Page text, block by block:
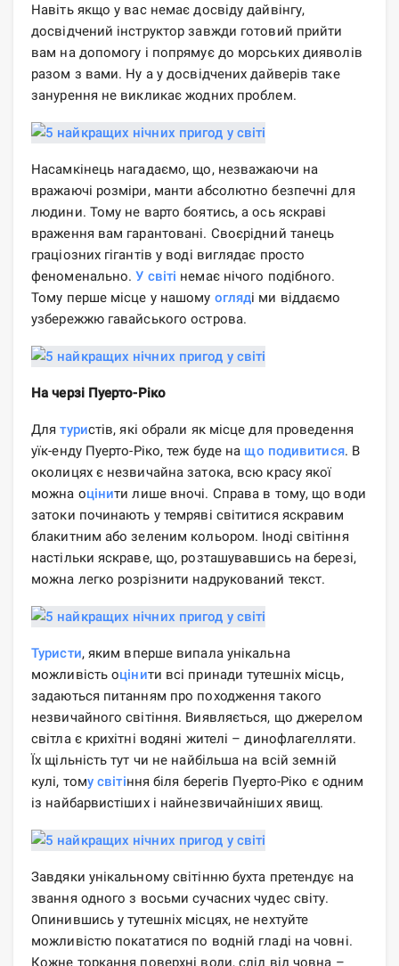
Навіть якщо у вас немає досвіду дайвінгу,
досвідчений інструктор завжди готовий прийти
вам на допомогу і попрямує до морських дияволів
разом з вами. Ну а у досвідчених дайверів таке
занурення не викликає жодних проблем.
Насамкінець нагадаємо, що, незважаючи на
вражаючі розміри, манти абсолютно безпечні для
людини. Тому не варто боятись, а ось яскраві
враження вам гарантовані. Своєрідний танець
граціозних гігантів у воді виглядає просто
феноменально.У світі немає нічого подібного.
Тому перше місце у нашому огляді ми віддаємо
узбережжю гавайського острова.
На черзі Пуерто-Ріко
Длятуристів, які обрали як місце для проведення
уїк-енду Пуерто-Ріко, теж буде на що подивитися. В
околицях є незвичайна затока, всю красу якої
можна оцінити лише вночі. Справа в тому, що води
затоки починають у темряві світитися яскравим
блакитним або зеленим кольором. Іноді світіння
настільки яскраве, що, розташувавшись на березі,
можна легко розрізнити надрукований текст.
Туристи, яким вперше випала унікальна
можливість оцінити всі принади тутешніх місць,
задаються питанням про походження такого
незвичайного світіння. Виявляється, що джерелом
світла є крихітні водяні жителі – динофлагелляти.
Їх щільність тут чи не найбільша на всій земній
кулі, тому світіння біля берегів Пуерто-Ріко є одним
із найбарвистіших і найнезвичайніших явищ.
Завдяки унікальному світінню бухта претендує на
звання одного з восьми сучасних чудес світу.
Опинившись у тутешніх місцях, не нехтуйте
можливістю покататися по водній гладі на човні.
Кожне торкання поверхні води, слід від човна –